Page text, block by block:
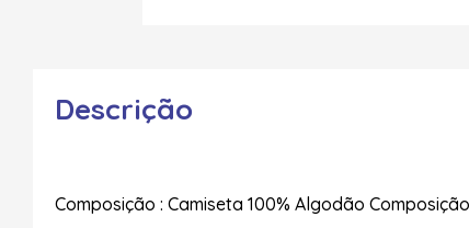
Descrição
Composição : Camiseta 100% Algodão